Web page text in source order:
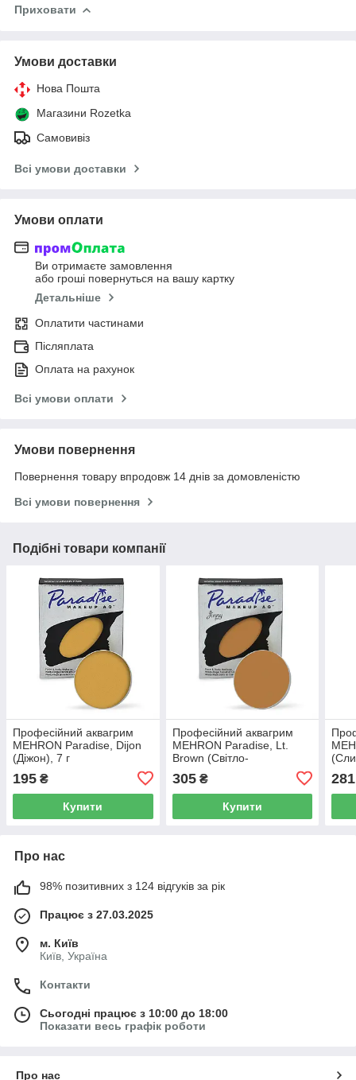
Приховати
Умови доставки
Нова Пошта
Магазини Rozetka
Самовивіз
Всі умови доставки
Умови оплати
Ви отримаєте замовлення
або гроші повернуться на вашу картку
Детальніше
Оплатити частинами
Післяплата
Оплата на рахунок
Всі умови оплати
Умови повернення
Повернення товару впродовж 14 днів за домовленістю
Всі умови повернення
Подібні товари компанії
Професійний аквагрим
MEHRON Paradise, Dijon
(Діжон), 7 г
195 ₴
Купити
Професійний аквагрим
MEHRON Paradise, Lt.
Brown (Світло-
305₴
Купити
281
Про нас
98% позитивних з 124 відгуків за рік
Працює з 27.03.2025
м. Київ
Київ, Україна
Контакти
Сьогодні працює з 10:00 до 18:00
Показати весь графік роботи
Про нас